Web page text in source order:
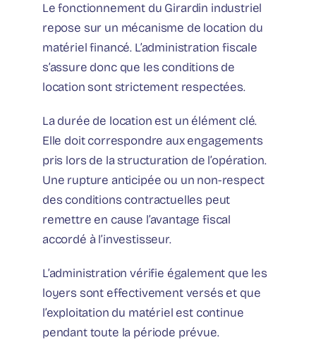
Le fonctionnement du Girardin industriel
repose sur un mécanisme de location du
matériel financé. L’administration fiscale
s’assure donc que les conditions de
location sont strictement respectées.
La durée de location est un élément clé.
Elle doit correspondre aux engagements
pris lors de la structuration de l’opération.
Une rupture anticipée ou un non-respect
des conditions contractuelles peut
remettre en cause l’avantage fiscal
accordé à l’investisseur.
L’administration vérifie également que les
loyers sont effectivement versés et que
l’exploitation du matériel est continue
pendant toute la période prévue.